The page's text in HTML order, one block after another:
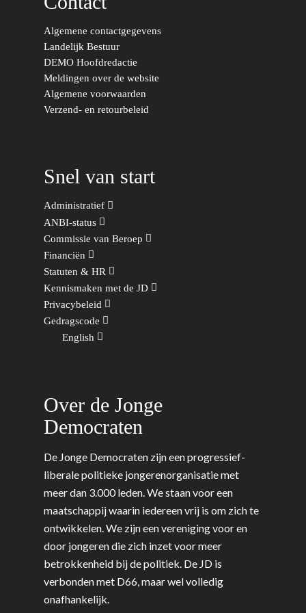
Algemene contactgegevens
Landelijk Bestuur
DEMO Hoofdredactie
Meldingen over de website
Algemene voorwaarden
Verzend- en retourbeleid
Snel van start
Administratief
ANBI-status
Commissie van Beroep
Financiën
Statuten & HR
Kennismaken met de JD
Privacybeleid
Gedragscode
English
Over de Jonge
Democraten
De Jonge Democraten zijn een progressief-
liberale politieke jongerenorganisatie met
meer dan 3.000 leden. We staan voor een
maatschappij waarin iedereen vrij is om zich te
ontwikkelen. We zijn een vereniging voor en
door jongeren die zich inzet voor meer
betrokkenheid bij de politiek. De JD is
verbonden met D66, maar wel volledig
onafhankelijk.